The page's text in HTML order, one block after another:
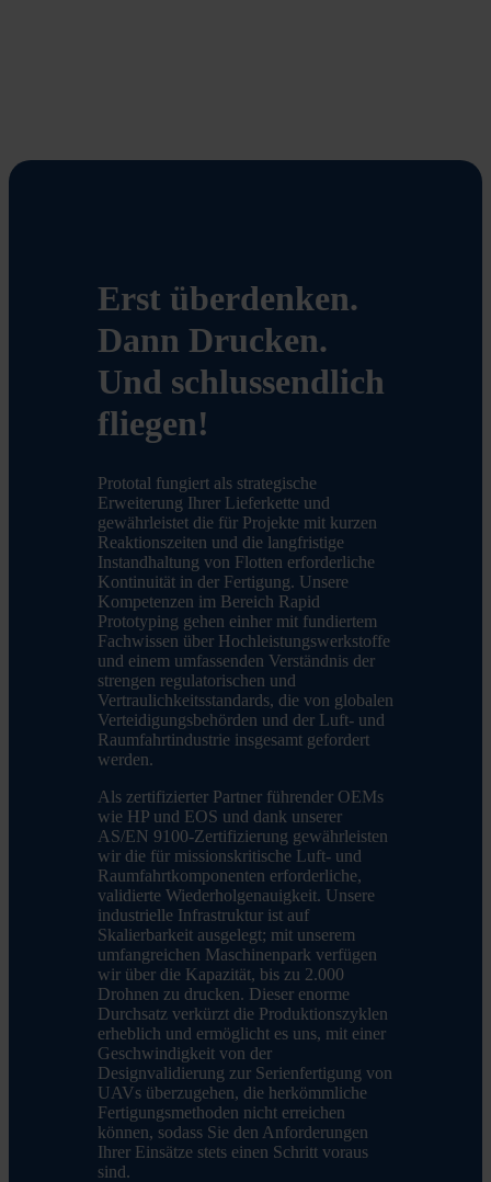
Erst überdenken.
Dann Drucken.
Und schlussendlich
fliegen!
Prototal fungiert als strategische
Erweiterung Ihrer Lieferkette und
gewährleistet die für Projekte mit kurzen
Reaktionszeiten und die langfristige
Instandhaltung von Flotten erforderliche
Kontinuität in der Fertigung. Unsere
Kompetenzen im Bereich Rapid
Prototyping gehen einher mit fundiertem
Fachwissen über Hochleistungswerkstoffe
und einem umfassenden Verständnis der
strengen regulatorischen und
Vertraulichkeitsstandards, die von globalen
Verteidigungsbehörden und der Luft- und
Raumfahrtindustrie insgesamt gefordert
werden.
Als zertifizierter Partner führender OEMs
wie HP und EOS und dank unserer
AS/EN 9100-Zertifizierung gewährleisten
wir die für missionskritische Luft- und
Raumfahrtkomponenten erforderliche,
validierte Wiederholgenauigkeit. Unsere
industrielle Infrastruktur ist auf
Skalierbarkeit ausgelegt; mit unserem
umfangreichen Maschinenpark verfügen
wir über die Kapazität, bis zu 2.000
Drohnen zu drucken. Dieser enorme
Durchsatz verkürzt die Produktionszyklen
erheblich und ermöglicht es uns, mit einer
Geschwindigkeit von der
Designvalidierung zur Serienfertigung von
UAVs überzugehen, die herkömmliche
Fertigungsmethoden nicht erreichen
können, sodass Sie den Anforderungen
Ihrer Einsätze stets einen Schritt voraus
sind.